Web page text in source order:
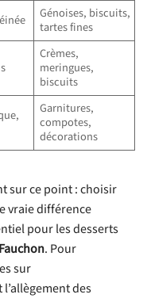
Génoises, biscuits,
tartes fines
Crèmes,
meringues,
biscuits
Garnitures,
compotes,
décorations
sur ce point : choisir
vraie différence
pour les desserts
Fauchon. Pour
sur
des